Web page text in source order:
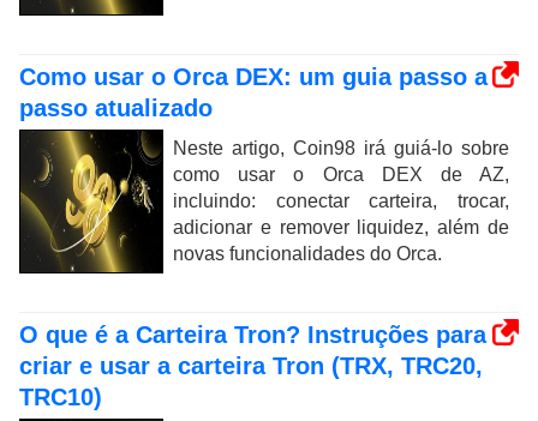
Como usar o Orca DEX: um guia passo a
passo atualizado
Neste artigo, Coin98 irá guiá-lo sobre
como usar o Orca DEX de AZ,
incluindo: conectar carteira, trocar,
adicionar e remover liquidez, além de
novas funcionalidades do Orca.
O que é a Carteira Tron? Instruções para
criar e usar a carteira Tron (TRX, TRC20,
TRC10)